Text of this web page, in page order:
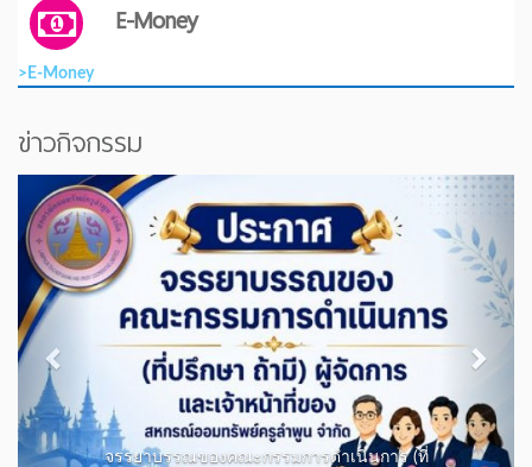
E-Money
>E-Money
ข่าวกิจกรรม
จรรยาบรรณของคณะกรรมการดำเนินการ (ที่
Previous Next